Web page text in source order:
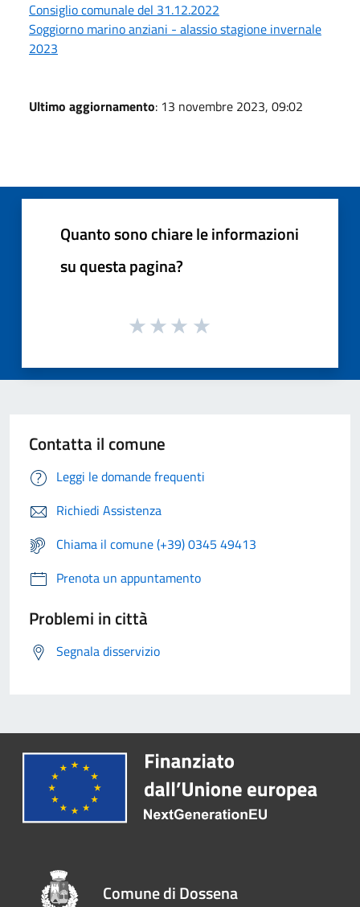
Consiglio comunale del 31.12.2022
Soggiorno marino anziani - alassio stagione invernale
2023
Ultimo aggiornamento: 13 novembre 2023, 09:02
Quanto sono chiare le informazioni
su questa pagina?
Contatta il comune
Leggi le domande frequenti
Richiedi Assistenza
Chiama il comune (+39) 0345 49413
Prenota un appuntamento
Problemi in città
Segnala disservizio
Comune di Dossena